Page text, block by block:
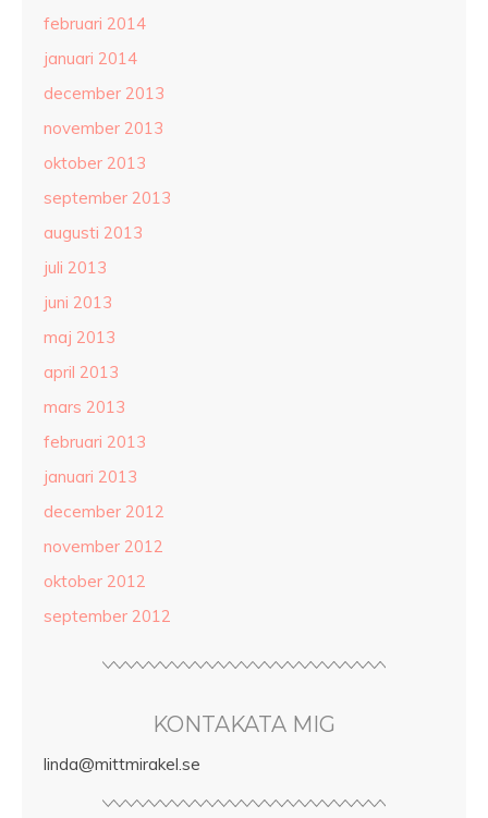
februari 2014
januari 2014
december 2013
november 2013
oktober 2013
september 2013
augusti 2013
juli 2013
juni 2013
maj 2013
april 2013
mars 2013
februari 2013
januari 2013
december 2012
november 2012
oktober 2012
september 2012
KONTAKATA MIG
linda@mittmirakel.se